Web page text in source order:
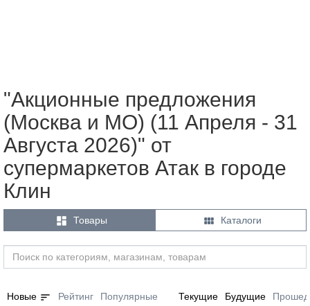
"Акционные предложения
(Москва и МО) (11 Апреля - 31
Августа 2026)" от
супермаркетов Атак в городе
Клин
 Товары  Каталоги
Новые sort Рейтинг Популярные Текущие Будущие